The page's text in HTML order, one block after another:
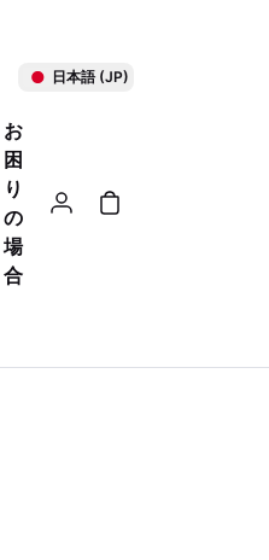
日本語 (JP)
お
困
り
の
場
合